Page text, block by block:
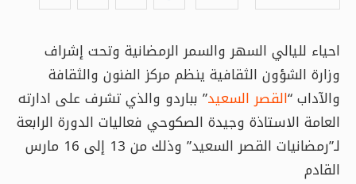
احياء لليالي السهر والسمر الرمضانية وتحت إشراف
وزارة الشؤون الثقافية ينظم مركز الفنون والثقافة
والآداب “القصر السعيد” بباردو والذي تشرف على ادارته
العامة الاستاذة وجيدة الصكوحي فعاليات الدورة الرابعة
لـ”رمضانيات القصر السعيد” وذلك من 13 إلى 16 مارس
القادم